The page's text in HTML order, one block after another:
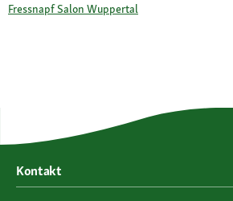
Fressnapf Salon Wuppertal
Kontakt